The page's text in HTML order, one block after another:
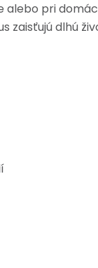
pri
zaisťujú dlhú